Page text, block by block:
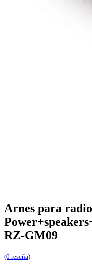
Arnes para
RZ-GM09
(0 reseña)